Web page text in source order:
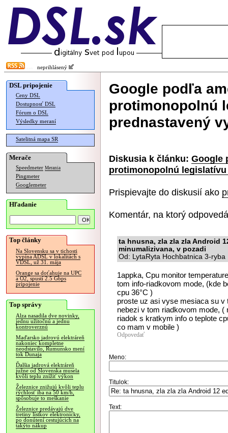
neprihlásený
DSL pripojenie
Ceny DSL
Dostupnosť DSL
Fórum o DSL
Výsledky meraní
Satelitná mapa SR
Merače
Speedmeter Merania
Pingmeter
Googlemeter
Hľadanie
Top články
Na Slovensku sa v tichosti
vypína ADSL v lokalitách s
VDSL, už 31. mája
Orange sa doťahuje na UPC
a O2, spustí 2.5 Gbps
pripojenie
Top správy
Alza nasadila dve novinky,
jednu užitočnú a jednu
kontroverznú
Maďarsko jadrovú elektráreň
nakoniec kompletne
neodstavilo, Rumunsko mení
tok Dunaja
Ďalšia jadrová elektráreň
južne od Slovenska musela
kvôli teplu znížiť výkon
Železnice znižujú kvôli teplu
rýchlosť iba na 50 km/h,
spôsobuje to meškanie
Železnice predávajú dve
tretiny lístkov elektronicky,
po donútení cestujúcich na
takýto nákup
Google podľa
protimonopolnú
prednastavený
Diskusia k článku: Google
protimonopolnú
Prispievajte do diskusií ako
Komentár, na ktorý
ta hnusna, zla zla zla Android
minumalizivana, v pozadi
Od: LytaRyta Hochbatnica 3-
1appka, Cpu monitor
tom info-riadkovom mode, (kde
cpu 36°C )
proste uz asi vyse mesiaca su v
nebezi v tom riadkovom mode, (
riadok s kratkym info o teplote
co mam v mobile )
Odpovedať
Meno:
Titulok:
Text: